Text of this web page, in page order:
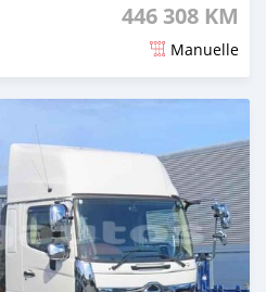
446 308 KM
Manuelle